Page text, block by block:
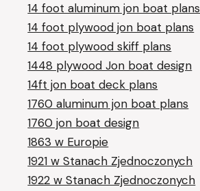
14 foot aluminum jon boat plans
14 foot plywood jon boat plans
14 foot plywood skiff plans
1448 plywood Jon boat design
14ft jon boat deck plans
1760 aluminum jon boat plans
1760 jon boat design
1863 w Europie
1921 w Stanach Zjednoczonych
1922 w Stanach Zjednoczonych